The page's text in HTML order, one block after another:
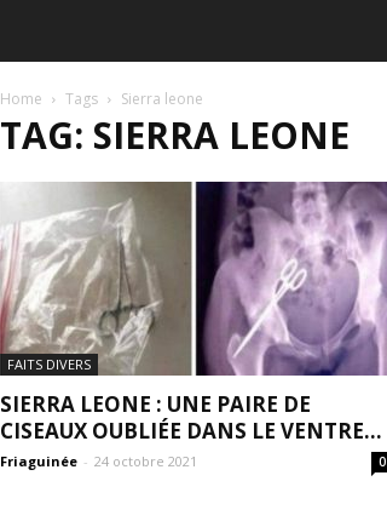
Home Tags Sierra leone
TAG: SIERRA LEONE
FAITS DIVERS
SIERRA LEONE : UNE PAIRE DE
CISEAUX OUBLIÉE DANS LE VENTRE...
Friaguinée - 24 octobre 2021 0